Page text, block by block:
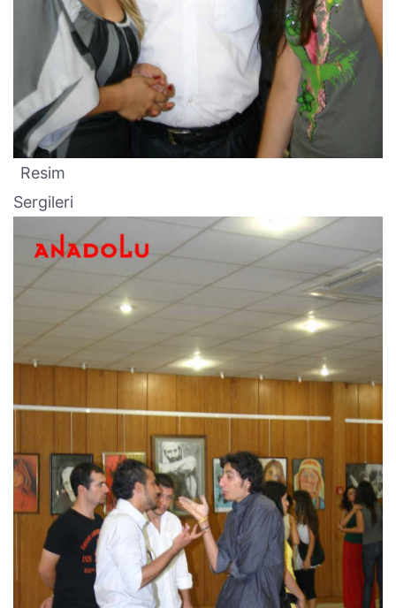
Resim
Sergileri